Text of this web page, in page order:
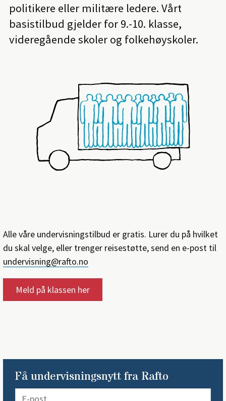
politikere eller militære ledere. Vårt
basistilbud gjelder for 9.-10. klasse,
videregående skoler og folkehøyskoler.
Alle våre undervisningstilbud er gratis. Lurer du på hvilket
du skal velge, eller trenger reisestøtte, send en e-post til
undervisning@rafto.no
Meld på klassen her
Få undervisningsnytt fra Rafto